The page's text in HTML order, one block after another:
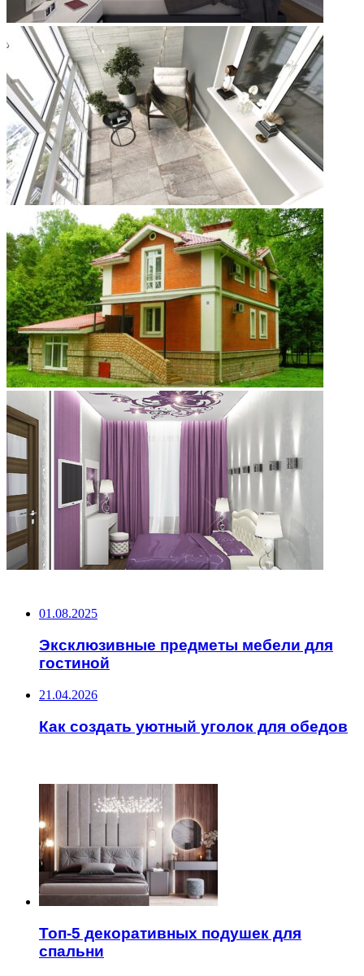
01.08.2025
Эксклюзивные предметы мебели для
гостиной
21.04.2026
Как создать уютный уголок для обедов
Топ-5 декоративных подушек для
спальни